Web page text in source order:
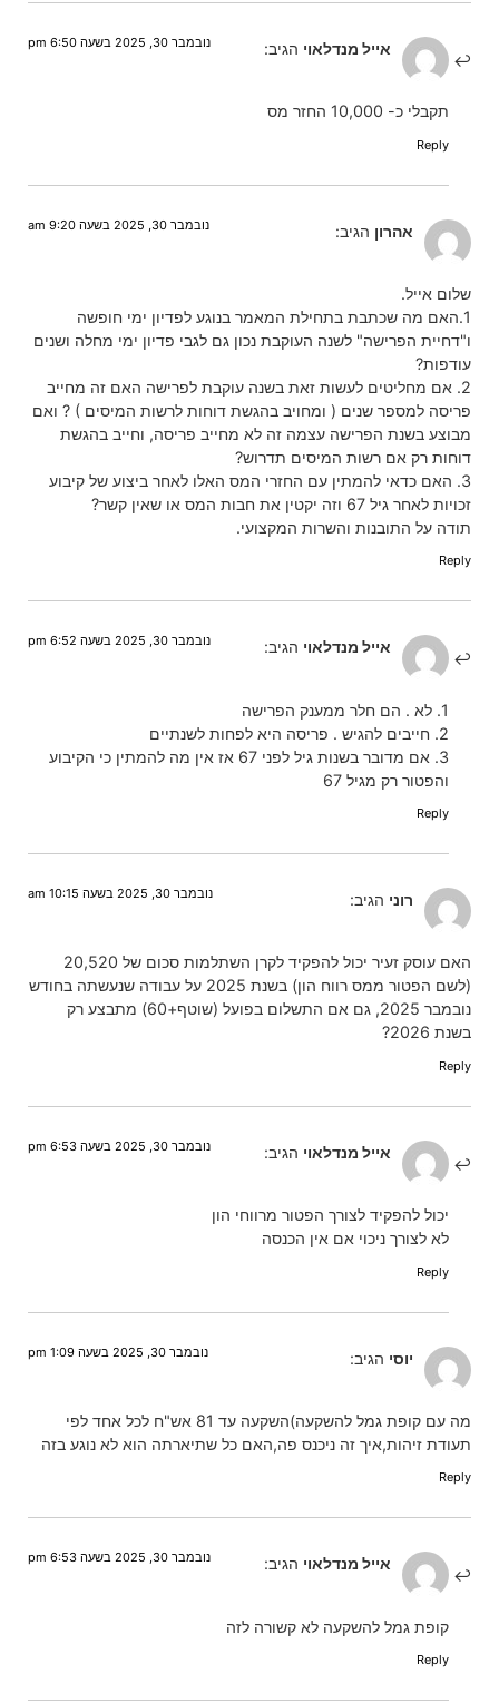
אייל מנדלאוי הגיב: נובמבר 30, 2025 בשעה 6:50 pm
תקבלי כ- 10,000 החזר מס
Reply
אהרון הגיב: נובמבר 30, 2025 בשעה 9:20 am
שלום אייל.
1.האם מה שכתבת בתחילת המאמר בנוגע לפדיון ימי חופשה
ו"דחיית הפרישה" לשנה העוקבת נכון גם לגבי פדיון ימי מחלה ושנים
עודפות?
2. אם מחליטים לעשות זאת בשנה עוקבת לפרישה האם זה מחייב
פריסה למספר שנים ( ומחויב בהגשת דוחות לרשות המיסים ) ? ואם
מבוצע בשנת הפרישה עצמה זה לא מחייב פריסה, וחייב בהגשת
דוחות רק אם רשות המיסים תדרוש?
3. האם כדאי להמתין עם החזרי המס האלו לאחר ביצוע של קיבוע
זכויות לאחר גיל 67 וזה יקטין את חבות המס או שאין קשר?
תודה על התובנות והשרות המקצועי.
Reply
אייל מנדלאוי הגיב: נובמבר 30, 2025 בשעה 6:52 pm
1. לא . הם חלר ממענק הפרישה
2. חייבים להגיש . פריסה היא לפחות לשנתיים
3. אם מדובר בשנות גיל לפני 67 אז אין מה להמתין כי הקיבוע
והפטור רק מגיל 67
Reply
רוני הגיב: נובמבר 30, 2025 בשעה 10:15 am
האם עוסק זעיר יכול להפקיד לקרן השתלמות סכום של 20,520
(לשם הפטור ממס רווח הון) בשנת 2025 על עבודה שנעשתה בחודש
נובמבר 2025, גם אם התשלום בפועל (שוטף+60) מתבצע רק
בשנת 2026?
Reply
אייל מנדלאוי הגיב: נובמבר 30, 2025 בשעה 6:53 pm
יכול להפקיד לצורך הפטור מרווחי הון
לא לצורך ניכוי אם אין הכנסה
Reply
יוסי הגיב: נובמבר 30, 2025 בשעה 1:09 pm
מה עם קופת גמל להשקעה)השקעה עד 81 אש"ח לכל אחד לפי
תעודת זיהות,איך זה ניכנס פה,האם כל שתיארתה הוא לא נוגע בזה
Reply
אייל מנדלאוי הגיב: נובמבר 30, 2025 בשעה 6:53 pm
קופת גמל להשקעה לא קשורה לזה
Reply